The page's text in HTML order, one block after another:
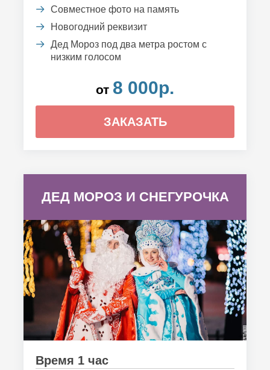
Совместное фото на память
Новогодний реквизит
Дед Мороз под два метра ростом с
низким голосом
от 8 000р.
ЗАКАЗАТЬ
ДЕД МОРОЗ И СНЕГУРОЧКА
Время 1 час